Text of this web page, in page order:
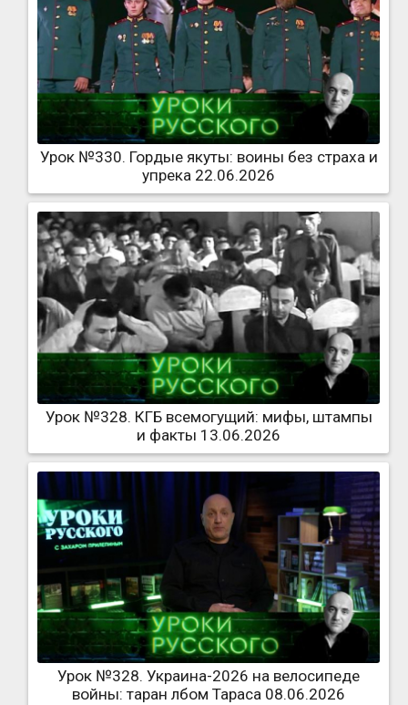
Урок №330. Гордые якуты: воины без страха и
упрека 22.06.2026
Урок №328. КГБ всемогущий: мифы, штампы
и факты 13.06.2026
Урок №328. Украина-2026 на велосипеде
войны: таран лбом Тараса 08.06.2026